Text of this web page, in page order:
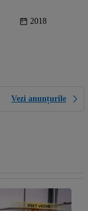
2018
Vezi anunțurile